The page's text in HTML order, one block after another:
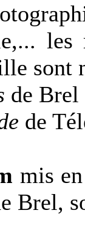
sont
de
de
mis
Brel,